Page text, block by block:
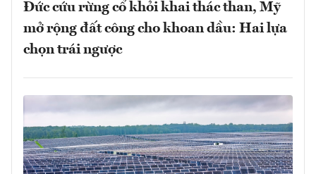
Đức cứu rừng cổ khỏi khai thác than, Mỹ
mở rộng đất công cho khoan dầu: Hai lựa
chọn trái ngược